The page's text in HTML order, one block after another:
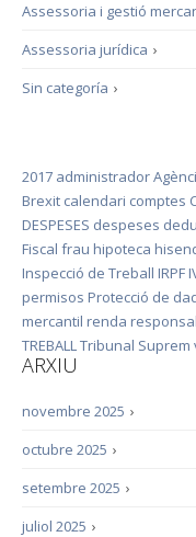
Assessoria i gestió
›
Assessoria jurídica
›
Sin categoría
2017 administrador
Brexit calendari comptes
DESPESES despeses
Fiscal frau hipoteca
Inspecció de Treball IRPF
permisos Protecció de
mercantil renda
TREBALLTribunal Suprem
ARXIU
›
novembre 2025
›
octubre 2025
›
setembre 2025
›
juliol 2025